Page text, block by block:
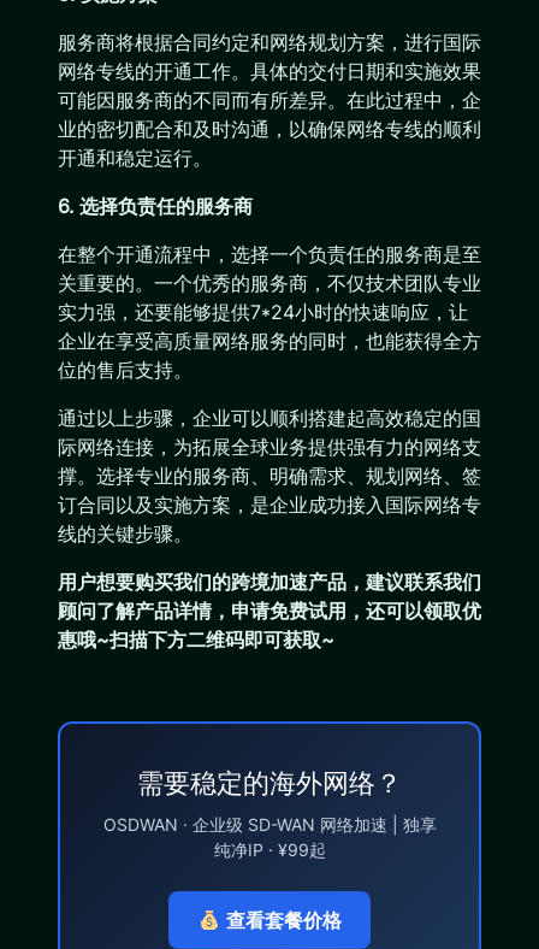
服务商将根据合同约定和网络规划方案，进行国际
网络专线的开通工作。具体的交付日期和实施效果
可能因服务商的不同而有所差异。在此过程中，企
业的密切配合和及时沟通，以确保网络专线的顺利
开通和稳定运行。
6. 选择负责任的服务商
在整个开通流程中，选择一个负责任的服务商是至
关重要的。一个优秀的服务商，不仅技术团队专业
实力强，还要能够提供7*24小时的快速响应，让
企业在享受高质量网络服务的同时，也能获得全方
位的售后支持。
通过以上步骤，企业可以顺利搭建起高效稳定的国
际网络连接，为拓展全球业务提供强有力的网络支
撑。选择专业的服务商、明确需求、规划网络、签
订合同以及实施方案，是企业成功接入国际网络专
线的关键步骤。
用户想要购买我们的跨境加速产品 ，建议联系我们
顾问了解产品详情，申请免费试用，还可以领取优
惠哦~扫描下方二维码即可获取~
需要稳定的海外网络？
OSDWAN · 企业级 SD-WAN 网络加速 | 独享
纯净IP · ¥99起
查看套餐价格